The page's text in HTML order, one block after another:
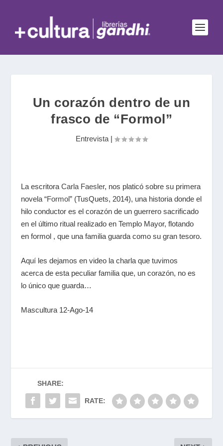
Un corazón dentro de un
frasco de “Formol”
Entrevista |
La escritoraCarla Faesler, nos platicó sobre su primera
novela “Formol” (TusQuets, 2014), una historia donde el
hilo conductor es el corazón de un guerrero sacrificado
en el último ritual realizado en Templo Mayor, flotando
en formol , que una familia guarda como su gran tesoro.
Aquí les dejamos en video la charla que tuvimos
acerca de esta peculiar familia que, un corazón, no es
lo único que guarda…
Mascultura 12-Ago-14
SHARE:
RATE: